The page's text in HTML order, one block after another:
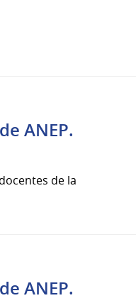
ANEP.
de la
ANEP.